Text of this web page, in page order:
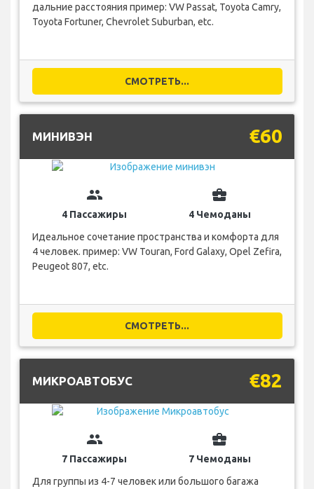
дальние расстояния пример: VW Passat, Toyota Camry,
Toyota Fortuner, Chevrolet Suburban, etc.
СМОТРЕТЬ...
МИНИВЭН €60
group
4 Пассажиры
business_center
4 Чемоданы
Идеальное сочетание пространства и комфорта для
4 человек. пример: VW Touran, Ford Galaxy, Opel Zefira,
Peugeot 807, etc.
СМОТРЕТЬ...
МИКРОАВТОБУС €82
group
7 Пассажиры
business_center
7 Чемоданы
Для группы из 4-7 человек или большого багажа